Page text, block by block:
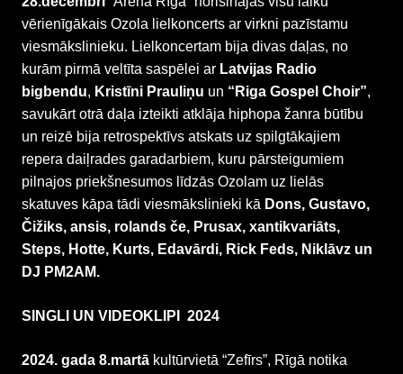
vērienīgākais Ozola lielkoncerts ar virkni pazīstamu
viesmākslinieku. Lielkoncertam bija divas daļas, no
kurām pirmā veltīta saspēlei ar Latvijas Radio
bigbendu, Kristīni Prauliņu un “Riga Gospel Choir”,
savukārt otrā daļa izteikti atklāja hiphopa žanra būtību
un reizē bija retrospektīvs atskats uz spilgtākajiem
repera daiļrades garadarbiem, kuru pārsteigumiem
pilnajos priekšnesumos līdzās Ozolam uz lielās
skatuves kāpa tādi viesmākslinieki kā Dons, Gustavo,
Čižiks, ansis, rolands če, Prusax, xantikvariāts,
Steps, Hotte, Kurts, Edavārdi, Rick Feds, Niklāvz un
DJ PM2AM.
SINGLI UN VIDEOKLIPI 2024
2024. gada 8.martā kultūrvietā “Zefīrs”, Rīgā notika